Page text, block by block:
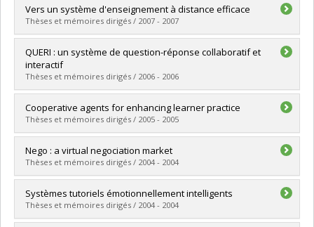
Graduate :Blanchard, Emmanuel G.
Cycle : Doctoral
Grade :Ph. D.
Vers un système d'enseignement à distance efficace
Thèses et mémoires dirigés / 2007 - 2007
Graduate :Kiared, Abou-Sofiane
Cycle :Master's
Grade :M. Sc.
Lien vers le document dans Papyrus
QUERI : un système de question-réponse collaboratif et
interactif
Thèses et mémoires dirigés / 2006 - 2006
Graduate :Merdaoui, Badis
Cycle : Master's
Grade :M. Sc.
Cooperative agents for enhancing learner practice
Thèses et mémoires dirigés / 2005 - 2005
Graduate :Chen, Hongtao
Cycle : Master's
Grade :M. Sc.
Nego : a virtual negociation market
Thèses et mémoires dirigés / 2004 - 2004
Graduate :Li, Dongfang
Cycle : Master's
Grade :M. Sc.
Systèmes tutoriels émotionnellement intelligents
Thèses et mémoires dirigés / 2004 - 2004